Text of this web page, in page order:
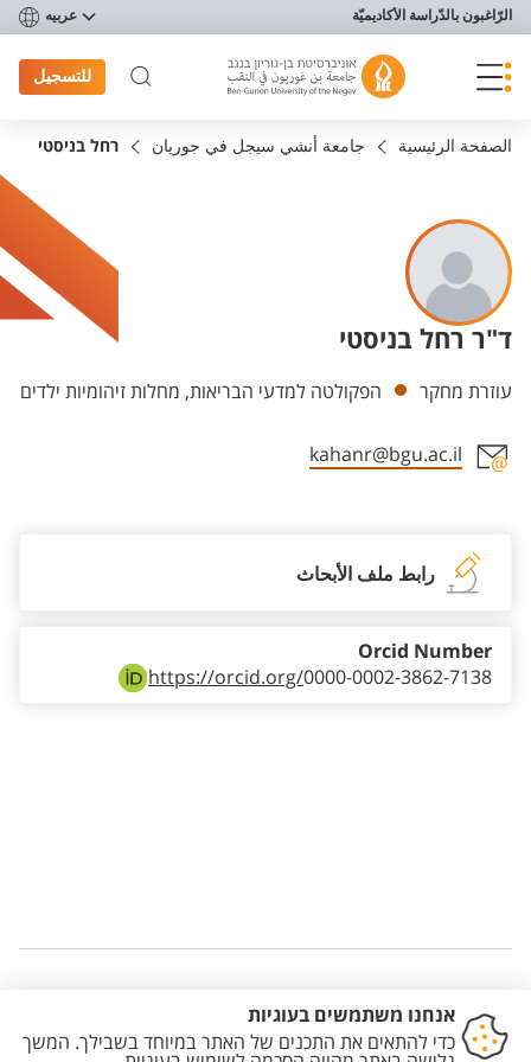
תפריט נגישות
الرّاغبون بالدّراسة الأكاديميّة عربيه
للتسجيل
الصفحة الرئيسية جامعة أنشي سيجل في جوريان רחל בניסטי
ד"ר רחל בניסטי
Departments
עוזרת מחקר הפקולטה למדעי הבריאות, מחלות זיהומיות ילדים
kahanr@bgu.ac.il
رابط ملف الأبحاث
https://orcid.org/0000-0002-3862-7138
Orcid Number